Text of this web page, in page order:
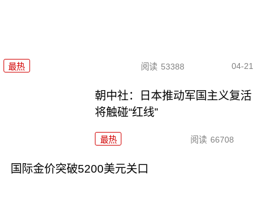
最热 阅读 53388 04-21
朝中社：日本推动军国主义复活
将触碰“红线”
最热 阅读 66708
国际金价突破5200美元关口